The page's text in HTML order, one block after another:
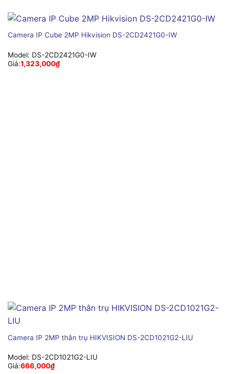
Camera IP Cube 2MP Hikvision DS-2CD2421G0-IW
Model: DS-2CD2421G0-IW
Giá:1,323,000₫
Camera IP 2MP thân trụ HIKVISION DS-2CD1021G2-LIU
Model: DS-2CD1021G2-LIU
Giá:666,000₫